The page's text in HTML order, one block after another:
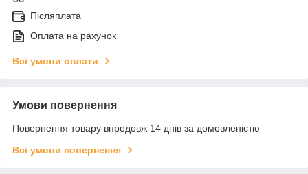
Післяплата
Оплата на рахунок
Всі умови оплати
Умови повернення
Повернення товару впродовж 14 днів за домовленістю
Всі умови повернення